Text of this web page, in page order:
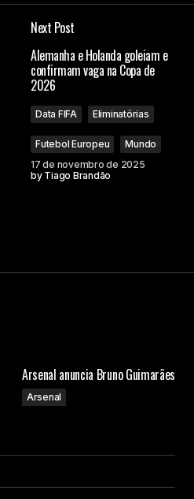
Next Post
Alemanha e Holanda goleiam e
confirmam vaga na Copa de
2026
Data FIFA Eliminatórias
Futebol Europeu
Mundo
17 de novembro de 2025
by Tiago Brandão
Arsenal anuncia Bruno Guimarães
Arsenal